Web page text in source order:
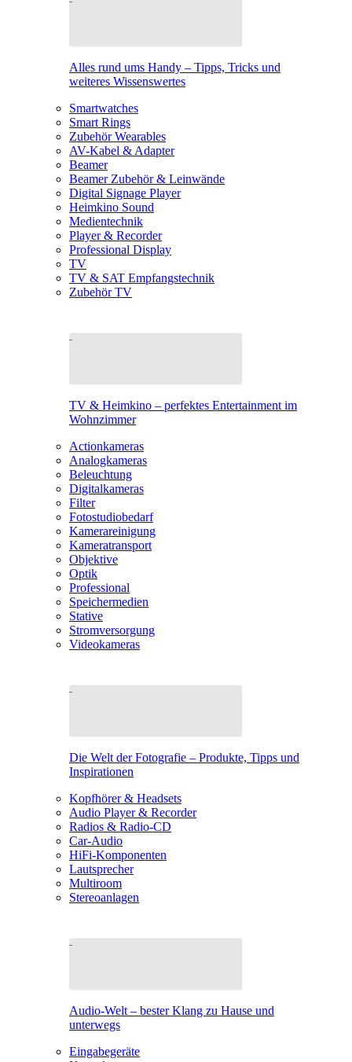
Alles rund ums Handy – Tipps, Tricks und
weiteres Wissenswertes
Smartwatches
Smart Rings
Zubehör Wearables
AV-Kabel & Adapter
Beamer
Beamer Zubehör & Leinwände
Digital Signage Player
Heimkino Sound
Medientechnik
Player & Recorder
Professional Display
TV
TV & SAT Empfangstechnik
Zubehör TV
TV & Heimkino – perfektes Entertainment im
Wohnzimmer
Actionkameras
Analogkameras
Beleuchtung
Digitalkameras
Filter
Fotostudiobedarf
Kamerareinigung
Kameratransport
Objektive
Optik
Professional
Speichermedien
Stative
Stromversorgung
Videokameras
Die Welt der Fotografie – Produkte, Tipps und
Inspirationen
Kopfhörer & Headsets
Audio Player & Recorder
Radios & Radio-CD
Car-Audio
HiFi-Komponenten
Lautsprecher
Multiroom
Stereoanlagen
Audio-Welt – bester Klang zu Hause und
unterwegs
Eingabegeräte